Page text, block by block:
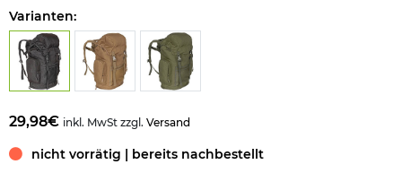
Varianten:
29,98€ inkl. MwSt zzgl. Versand
nicht vorrätig | bereits nachbestellt